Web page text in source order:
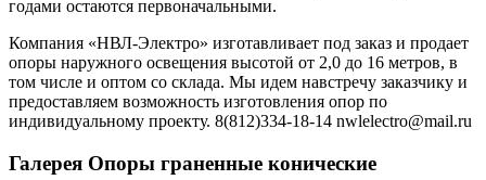
годами остаются первоначальными.
Компания «НВЛ-Электро» изготавливает под заказ и продает
опоры наружного освещения высотой от 2,0 до 16 метров, в
том числе и оптом со склада. Мы идем навстречу заказчику и
предоставляем возможность изготовления опор по
индивидуальному проекту. 8(812)334-18-14 nwlelectro@mail.ru
Галерея Опоры граненные конические